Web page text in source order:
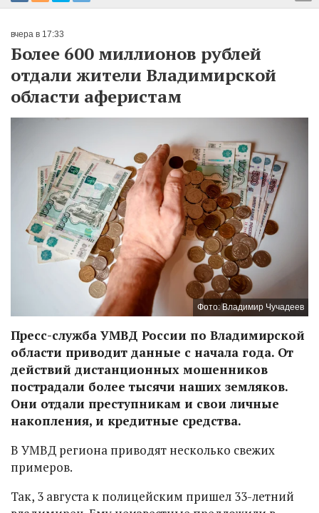
вчера в 17:33
Более 600 миллионов рублей
отдали жители Владимирской
области аферистам
Фото: Владимир Чучадеев
Пресс-служба УМВД России по Владимирской
области приводит данные с начала года. От
действий дистанционных мошенников
пострадали более тысячи наших земляков.
Они отдали преступникам и свои личные
накопления, и кредитные средства.
В УМВД региона приводят несколько свежих
примеров.
Так, 3 августа к полицейским пришел 33-летний